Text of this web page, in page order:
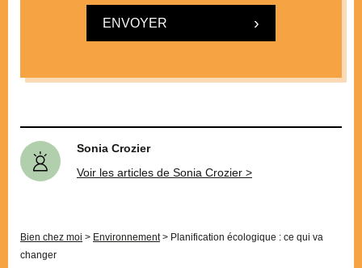
ENVOYER
Sonia Crozier
Voir les articles de Sonia Crozier >
Bien chez moi > Environnement> Planification écologique : ce qui va
changer